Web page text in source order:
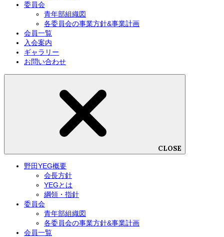
委員会
青年部組織図
各委員会の事業方針&事業計画
会員一覧
入会案内
ギャラリー
お問い合わせ
CLOSE
野田YEG概要
会長方針
YEGとは
綱領・指針
委員会
青年部組織図
各委員会の事業方針&事業計画
会員一覧